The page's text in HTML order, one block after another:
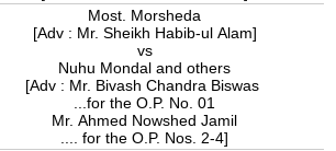
Most. Morsheda
[Adv : Mr. Sheikh Habib-ul Alam]
vs
Nuhu Mondal and others
[Adv : Mr. Bivash Chandra Biswas
...for the O.P. No. 01
Mr. Ahmed Nowshed Jamil
.... for the O.P. Nos. 2-4]